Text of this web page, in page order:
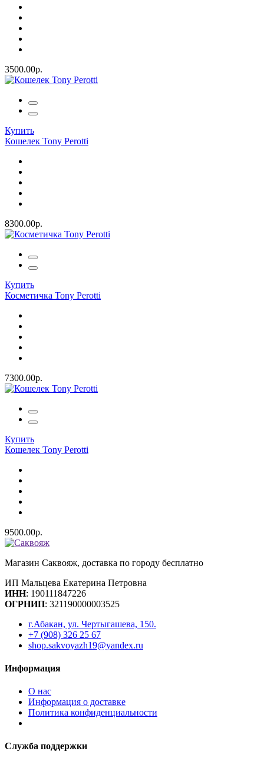
3500.00р.
Купить
Кошелек Tony Perotti
8300.00р.
Купить
Косметичка Tony Perotti
7300.00р.
Купить
Кошелек Tony Perotti
9500.00р.
Магазин Саквояж, доставка по городу бесплатно
ИП Мальцева Екатерина Петровна
ИНН: 190111847226
ОГРНИП: 321190000003525
г.Абакан, ул. Чертыгашева, 150.
+7 (908) 326 25 67
shop.sakvoyazh19@yandex.ru
Информация
О нас
Информация о доставке
Политика конфиденциальности
Служба поддержки